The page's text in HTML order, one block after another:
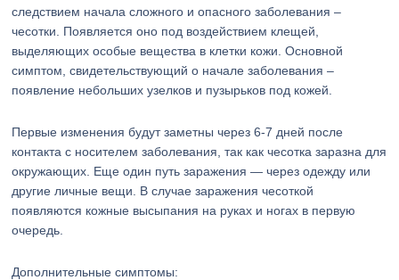
следствием начала сложного и опасного заболевания –
чесотки. Появляется оно под воздействием клещей,
выделяющих особые вещества в клетки кожи. Основной
симптом, свидетельствующий о начале заболевания –
появление небольших узелков и пузырьков под кожей.
Первые изменения будут заметны через 6-7 дней после
контакта с носителем заболевания, так как чесотка заразна для
окружающих. Еще один путь заражения — через одежду или
другие личные вещи. В случае заражения чесоткой
появляются кожные высыпания на руках и ногах в первую
очередь.
Дополнительные симптомы: